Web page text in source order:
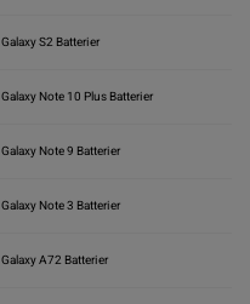
Galaxy S2 Batterier
Galaxy Note 10 Plus Batterier
Galaxy Note 9 Batterier
Galaxy Note 3 Batterier
Galaxy A72 Batterier